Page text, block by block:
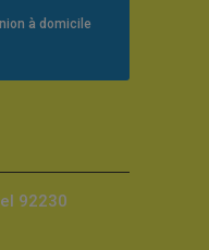
à domicile
92230